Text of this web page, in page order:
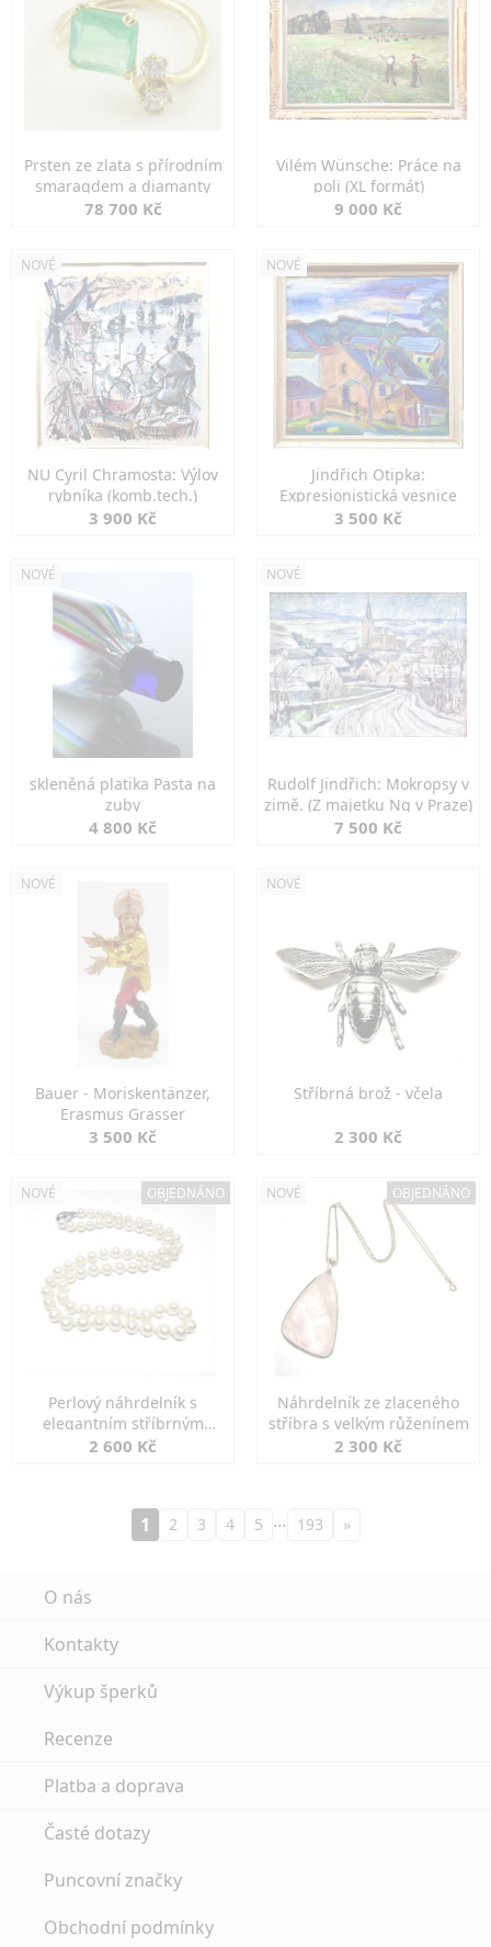
Prsten ze zlata s přírodním
smaragdem a diamanty
78 700 Kč
Vilém Wünsche: Práce na
poli (XL formát)
9 000 Kč
NOVÉ
NU Cyril Chramosta: Výlov
rybníka (komb.tech.)
3 900 Kč
NOVÉ
Jindřich Otipka:
Expresionistická vesnice
3 500 Kč
NOVÉ
skleněná platika Pasta na
zuby
4 800 Kč
NOVÉ
Rudolf Jindřich: Mokropsy v
zimě. (Z majetku Ng v Praze)
7 500 Kč
NOVÉ
Bauer - Moriskentänzer,
Erasmus Grasser
3 500 Kč
NOVÉ
Stříbrná brož - včela
2 300 Kč
NOVÉ OBJEDNÁNO
Perlový náhrdelník s
elegantním stříbrným
zapínáním
2 600 Kč
NOVÉ OBJEDNÁNO
Náhrdelník ze zlaceného
stříbra s velkým růženínem
2 300 Kč
1 2 3 4 5 … 193 »
O nás
Kontakty
Výkup šperků
Recenze
Platba a doprava
Časté dotazy
Puncovní značky
Obchodní podmínky